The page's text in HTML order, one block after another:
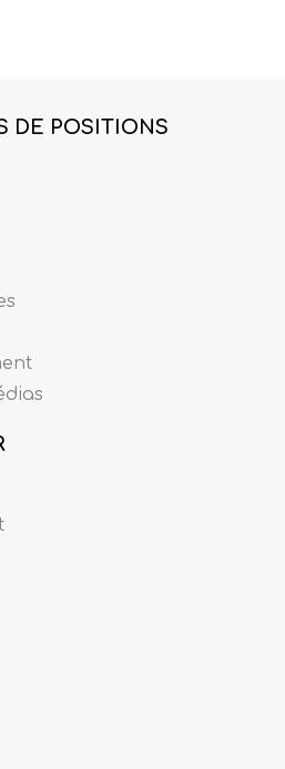
DE POSITIONS